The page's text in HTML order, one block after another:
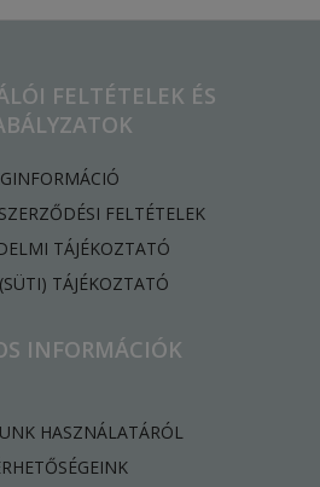
FELTÉTELEK ÉS
FELTÉTELEK
TÁJÉKOZTATÓ
TÁJÉKOZTATÓ
INFORMÁCIÓK
HASZNÁLATÁRÓL